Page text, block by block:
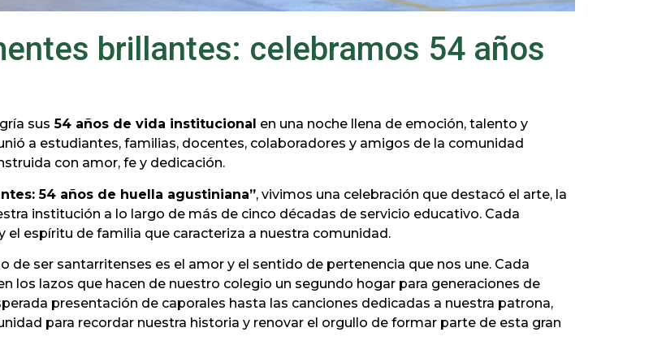
brillantes: celebramos 54 años
sus 54 años de vida institucional en una noche llena de emoción, talento y
a estudiantes, familias, docentes, colaboradores y amigos de la comunidad
con amor, fe y dedicación.
54 años de huella agustiniana”, vivimos una celebración que destacó el arte, la
institución a lo largo de más de cinco décadas de servicio educativo. Cada
espíritu de familia que caracteriza a nuestra comunidad.
de ser santarritenses es el amor y el sentido de pertenencia que nos une. Cada
los lazos que hacen de nuestro colegio un segundo hogar para generaciones de
presentación de caporales hasta las canciones dedicadas a nuestra patrona,
para recordar nuestra historia y renovar el orgullo de formar parte de esta gran